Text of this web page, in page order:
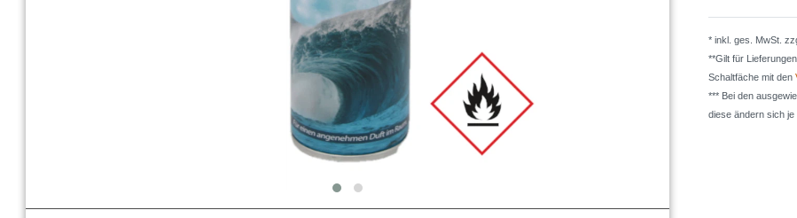
* inkl. ges. MwSt.
**Gilt für
Schaltfäche mit den
*** Bei den
diese ändern sich je